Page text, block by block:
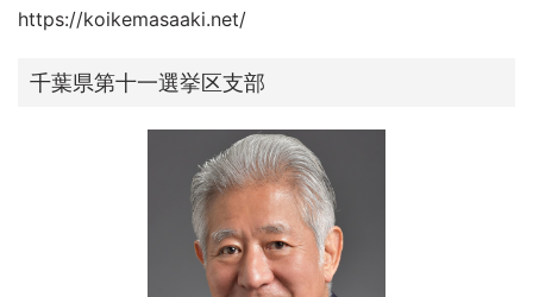
https://koikemasaaki.net/
千葉県第十一選挙区支部